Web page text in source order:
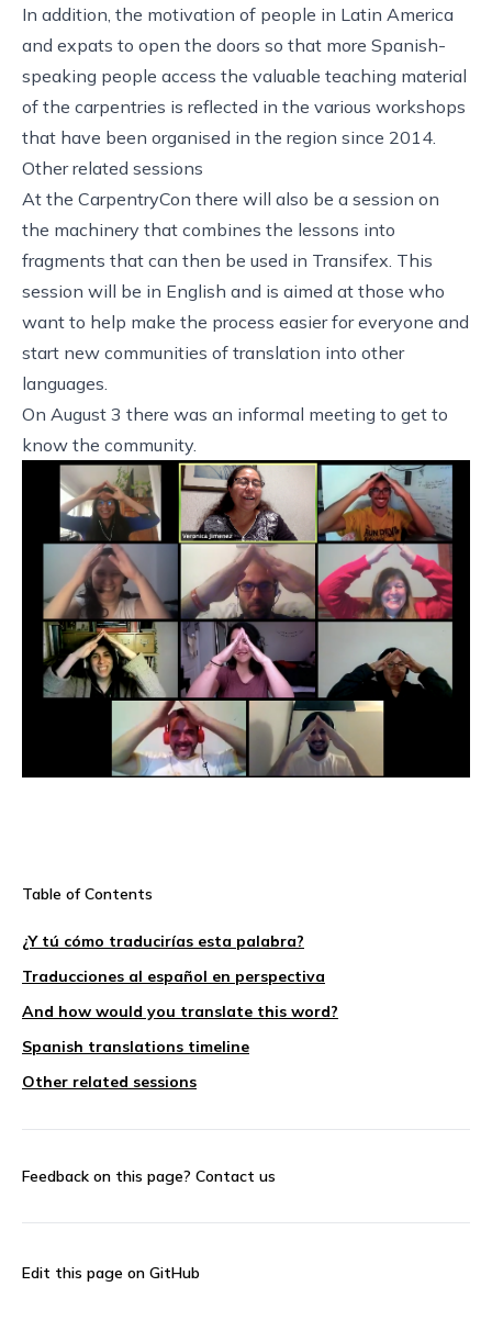
In addition, the motivation of people in Latin America
and expats to open the doors so that more Spanish-
speaking people access the valuable teaching material
of the carpentries is reflected in the various workshops
that have been organised in the region since 2014
Other related sessions
At the CarpentryCon there will also be a session on
the machinery that combines the lessons into
fragments that can then be used in Transifex . This
session will be in English and is aimed at those who
want to help make the process easier for everyone and
start new communities of translation into other
languages.
On August 3 there was an informal meeting to get to
know the community.
Table of Contents
¿Y tú cómo traducirías esta palabra?
Traducciones al español en perspectiva
And how would you translate this word?
Spanish translations timeline
Other related sessions
Feedback on this page? Contact us
Edit this page on GitHub